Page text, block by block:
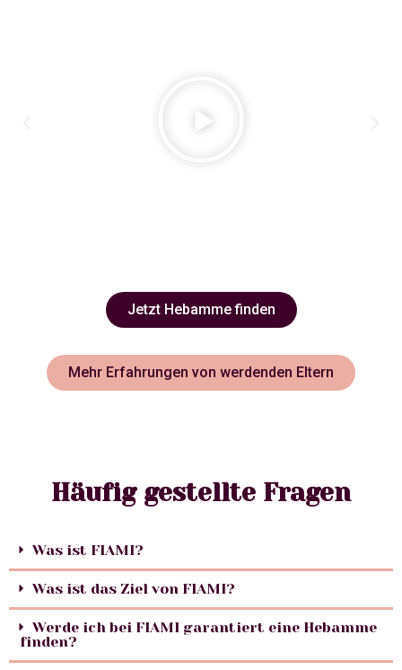
Jetzt Hebamme finden
Mehr Erfahrungen von werdenden Eltern
Häufig gestellte Fragen
Was ist FIAMI?
Was ist das Ziel von FIAMI?
Werde ich bei FIAMI garantiert eine Hebamme
finden?